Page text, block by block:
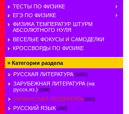
ТЕСТЫ ПО ФИЗИКЕ
ЕГЭ ПО ФИЗИКЕ
ФИЗИКА ТЕМПЕРАТУР. ШТУРМ
АБСОЛЮТНОГО НУЛЯ
ВЕСЕЛЫЕ ФОКУСЫ И САМОДЕЛКИ
КРОССВОРДЫ ПО ФИЗИКЕ
» Категории раздела
РУССКАЯ ЛИТЕРАТУРА [1037]
ЗАРУБЕЖНАЯ ЛИТЕРАТУРА (на
русск.яз.) [164]
УКРАИНСКАЯ ЛИТЕРАТУРА [651]
РУССКИЙ ЯЗЫК [280]